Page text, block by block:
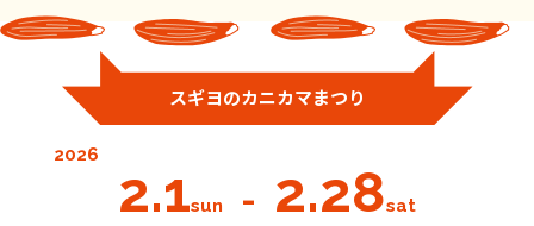
スギヨのカニカマまつり
2026
2.1sun - 2.28sat